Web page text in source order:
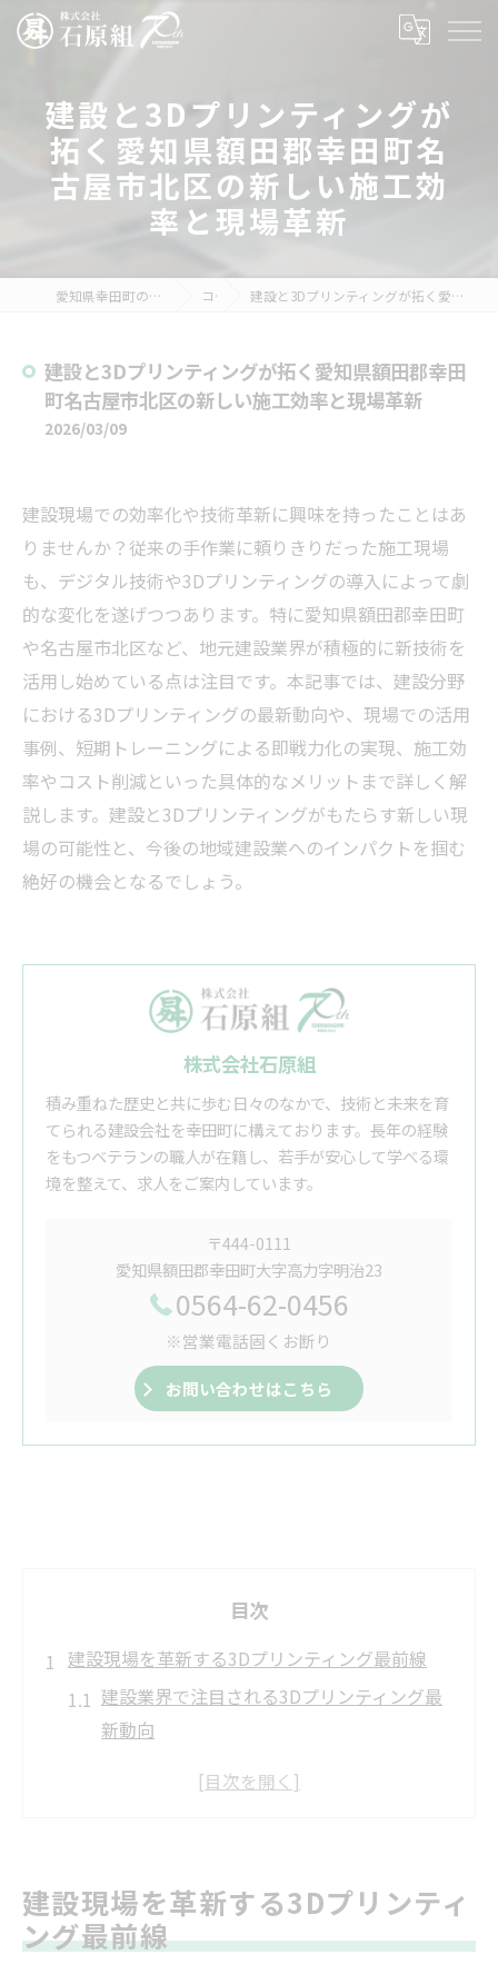
建設と3Dプリンティングが
拓く愛知県額田郡幸田町名
古屋市北区の新しい施工効
率と現場革新
愛知県幸田町の建設の求人なら株式会社石原組 コラム 建設と3Dプリンティングが拓く愛知県額田郡幸田町名古屋市北区の新しい施工効率と現場革新
建設と3Dプリンティングが拓く愛知県額田郡幸田
町名古屋市北区の新しい施工効率と現場革新
2026/03/09
建設現場での効率化や技術革新に興味を持ったことはあ
りませんか？従来の手作業に頼りきりだった施工現場
も、デジタル技術や3Dプリンティングの導入によって劇
的な変化を遂げつつあります。特に愛知県額田郡幸田町
や名古屋市北区など、地元建設業界が積極的に新技術を
活用し始めている点は注目です。本記事では、建設分野
における3Dプリンティングの最新動向や、現場での活用
事例、短期トレーニングによる即戦力化の実現、施工効
率やコスト削減といった具体的なメリットまで詳しく解
説します。建設と3Dプリンティングがもたらす新しい現
場の可能性と、今後の地域建設業へのインパクトを掴む
絶好の機会となるでしょう。
株式会社石原組
積み重ねた歴史と共に歩む日々のなかで、技術と未来を育
てられる建設会社を幸田町に構えております。長年の経験
をもつベテランの職人が在籍し、若手が安心して学べる環
境を整えて、求人をご案内しています。
〒444-0111
愛知県額田郡幸田町大字高力字明治23
0564-62-0456
※営業電話固くお断り
お問い合わせはこちら
目次
建設現場を革新する3Dプリンティング最前線
建設業界で注目される3Dプリンティング最
新動向
現場の効率化を実現する建設用3D技術の進
建設分野における3Dプリント導入の背景と
課題
建設現場を革新する3Dプリンティ
ング最前線